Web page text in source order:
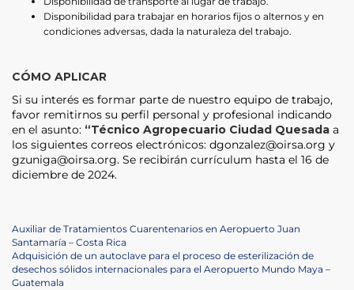
Disponibilidad para trabajar en horarios fijos o alternos y en
condiciones adversas, dada la naturaleza del trabajo.
CÓMO APLICAR
Si su interés es formar parte de nuestro equipo de trabajo,
favor remitirnos su perfil personal y profesional indicando
en el asunto: “Técnico Agropecuario Ciudad Quesada a
los siguientes correos electrónicos: dgonzalez@oirsa.org y
gzuniga@oirsa.org. Se recibirán currículum hasta el 16 de
diciembre de 2024.
Post
navigation
Previous
Post
Auxiliar de Tratamientos Cuarentenarios en Aeropuerto Juan
Santamaría – Costa Rica
Next
Post
Adquisición de un autoclave para el proceso de esterilización de
desechos sólidos internacionales para el Aeropuerto Mundo Maya –
Guatemala